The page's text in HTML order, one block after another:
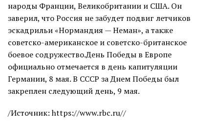
народы Франции, Великобритании и США. Он
заверил, что Россия не забудет подвиг летчиков
эскадрильи «Нормандия — Неман», а также
советско-американское и советско-британское
боевое содружество.День Победы в Европе
официально отмечается в день капитуляции
Германии, 8 мая. В СССР за Днем Победы был
закреплен следующий день, 9 мая.
/Источник: https://www.rbc.ru//